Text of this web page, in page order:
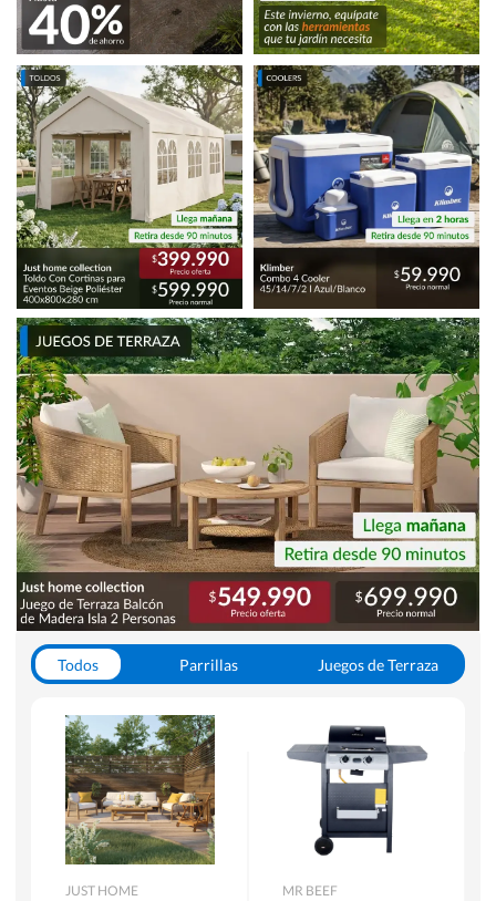
Todos Parrillas
Juegos de Terraza
JUST HOME
MR BEEF